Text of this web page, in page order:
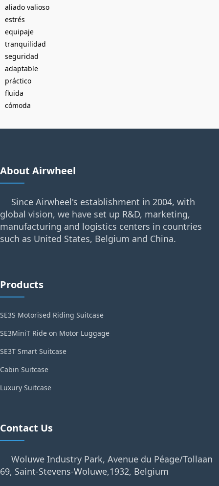
aliado valioso
estrés
equipaje
tranquilidad
seguridad
adaptable
práctico
fluida
cómoda
About Airwheel
Since Airwheel's establishment in 2004, with
global vision, we have set up R&D, marketing,
manufacturing and logistics centers in countries
such as United States, Belgium and China.
Products
SE3S Motorised Riding Suitcase
SE3MiniT Ride on Motor Luggage
SE3T Smart Suitcase
Cabin Suitcase
Luxury Suitcase
Contact Us
Woluwe Industry Park, Avenue du Péage/Tollaan
69, Saint-Stevens-Woluwe,1932, Belgium